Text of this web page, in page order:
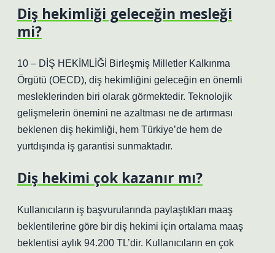
Diş hekimliği geleceğin mesleği
mi?
10 – DİŞ HEKİMLİĞİ Birleşmiş Milletler Kalkınma
Örgütü (OECD), diş hekimliğini geleceğin en önemli
mesleklerinden biri olarak görmektedir. Teknolojik
gelişmelerin önemini ne azaltması ne de artırması
beklenen diş hekimliği, hem Türkiye’de hem de
yurtdışında iş garantisi sunmaktadır.
Diş hekimi çok kazanır mı?
Kullanıcıların iş başvurularında paylaştıkları maaş
beklentilerine göre bir diş hekimi için ortalama maaş
beklentisi aylık 94.200 TL’dir. Kullanıcıların en çok